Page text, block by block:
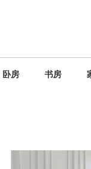
卧房 书房